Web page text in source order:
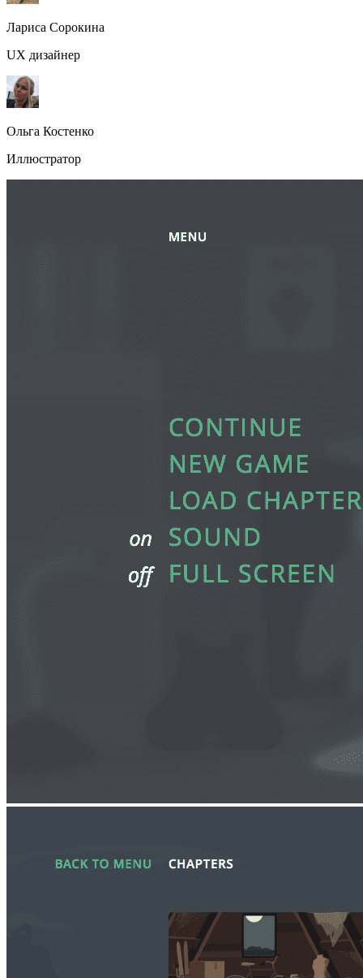
Лариса Сорокина
UX дизайнер
Ольга Костенко
Иллюстратор